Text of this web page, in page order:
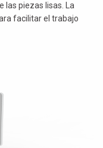
las piezas lisas. La
facilitar el trabajo